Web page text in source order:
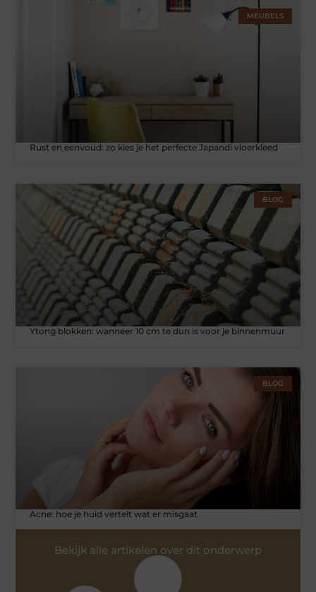
MEUBELS
Rust en eenvoud: zo kies je het perfecte Japandi vloerkleed
BLOG
Ytong blokken: wanneer 10 cm te dun is voor je binnenmuur
BLOG
Acne: hoe je huid vertelt wat er misgaat
Bekijk alle artikelen over dit onderwerp